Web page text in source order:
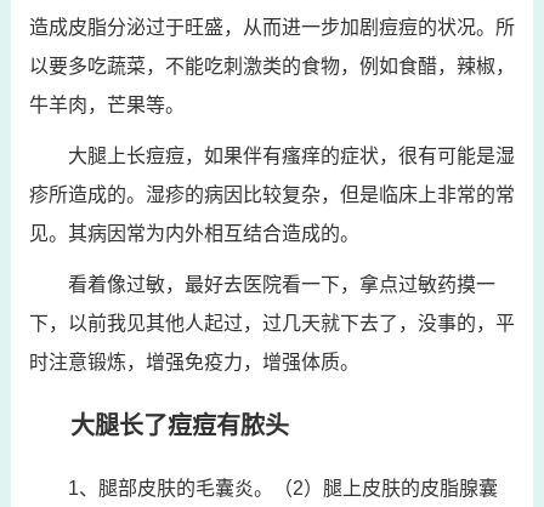
造成皮脂分泌过于旺盛，从而进一步加剧痘痘的状况。所
以要多吃蔬菜，不能吃刺激类的食物，例如食醋，辣椒，
牛羊肉，芒果等。
大腿上长痘痘，如果伴有瘙痒的症状，很有可能是湿
疹所造成的。湿疹的病因比较复杂，但是临床上非常的常
见。其病因常为内外相互结合造成的。
看着像过敏，最好去医院看一下，拿点过敏药摸一
下，以前我见其他人起过，过几天就下去了，没事的，平
时注意锻炼，增强免疫力，增强体质。
大腿长了痘痘有脓头
1、腿部皮肤的毛囊炎。（2）腿上皮肤的皮脂腺囊